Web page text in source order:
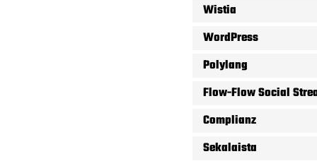
Wistia
WordPress
Polylang
Flow-Flow Social
Complianz
Sekalaista